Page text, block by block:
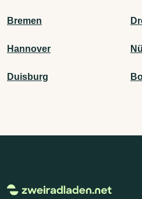
Bremen
Hannover
Duisburg